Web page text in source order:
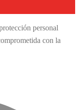
personal
con la